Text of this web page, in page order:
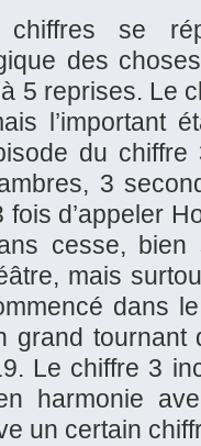
se
des
5 reprises. Le
l’important
du
3
fois d’appeler
cesse, bien
mais
dans
grand tournant
Le chiffre 3
harmonie
un certain